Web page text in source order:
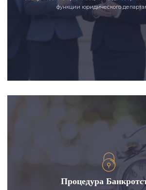
функции юридического
Процедура